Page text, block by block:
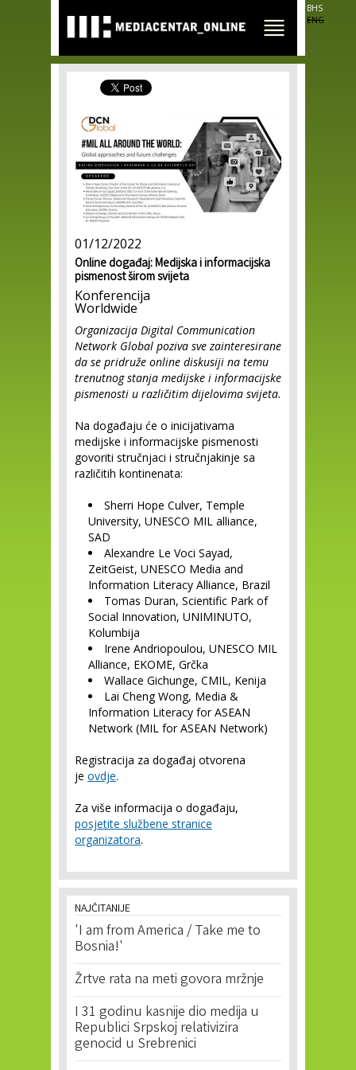
main
content
BHS
ENG
01/12/2022
Online događaj: Medijska i informacijska
pismenost širom svijeta
Konferencija
Worldwide
Organizacija Digital Communication
Network Global poziva sve zainteresirane
da se pridruže online diskusiji na temu
trenutnog stanja medijske i informacijske
pismenosti u različitim dijelovima svijeta.
Na događaju će o inicijativama
medijske i informacijske pismenosti
govoriti stručnjaci i stručnjakinje sa
različitih kontinenata:
Sherri Hope Culver, Temple
University, UNESCO MIL alliance,
SAD
Alexandre Le Voci Sayad,
ZeitGeist, UNESCO Media and
Information Literacy Alliance, Brazil
Tomas Duran, Scientific Park of
Social Innovation, UNIMINUTO,
Kolumbija
Irene Andriopoulou, UNESCO MIL
Alliance, EKOME, Grčka
Wallace Gichunge, CMIL, Kenija
Lai Cheng Wong, Media &
Information Literacy for ASEAN
Network (MIL for ASEAN Network)
Registracija za događaj otvorena
je ovdje.
Za više informacija o događaju,
posjetite službene stranice
organizatora.
NAJČITANIJE
'I am from America / Take me to
Bosnia!'
Žrtve rata na meti govora mržnje
I 31 godinu kasnije dio medija u
Republici Srpskoj relativizira
genocid u Srebrenici